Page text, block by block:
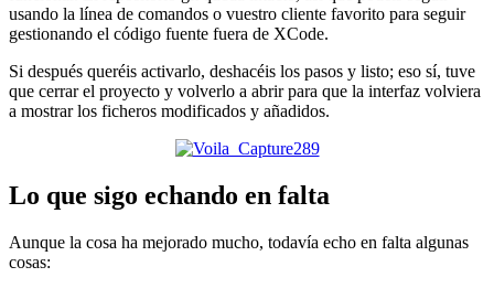
usando la línea de comandos o vuestro cliente favorito para seguir
gestionando el código fuente fuera de XCode.
Si después queréis activarlo, deshacéis los pasos y listo; eso sí, tuve
que cerrar el proyecto y volverlo a abrir para que la interfaz volviera
a mostrar los ficheros modificados y añadidos.
Lo que sigo echando en falta
Aunque la cosa ha mejorado mucho, todavía echo en falta algunas
cosas: